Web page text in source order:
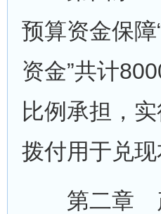
预算资金保
资金”共计
比例承担，
拨付用于兑
第二章 产